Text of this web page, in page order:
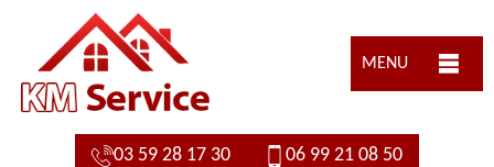
MENU
03 59 28 17 30 06 99 21 08 50